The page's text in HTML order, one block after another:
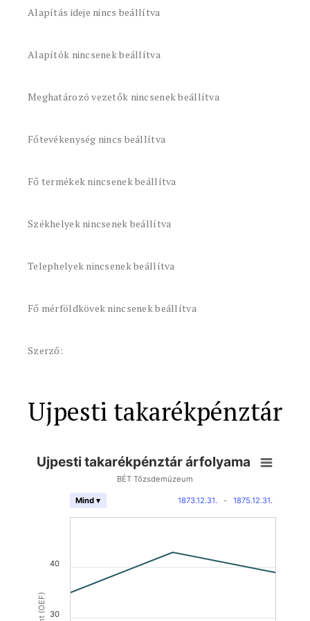
Alapítás ideje nincs beállítva
Alapítók nincsenek beállítva
Meghatározó vezetők nincsenek beállítva
Főtevékenység nincs beállítva
Fő termékek nincsenek beállítva
Székhelyek nincsenek beállítva
Telephelyek nincsenek beállítva
Fő mérföldkövek nincsenek beállítva
Szerző:
Ujpesti takarékpénztár
Ujpesti takarékpénztár árfolyama
BÉT Tőzsdemúzeum
1873.12.31. - 1875.12.31.
Mind ▾
30
40